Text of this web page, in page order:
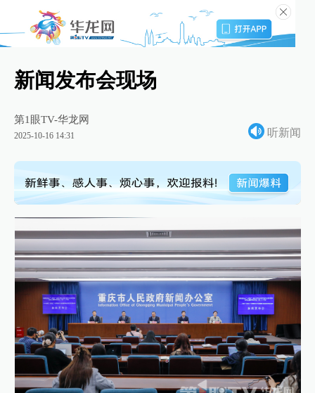
新闻发布会现场
第1眼TV-华龙网
2025-10-16 14:31 听新闻